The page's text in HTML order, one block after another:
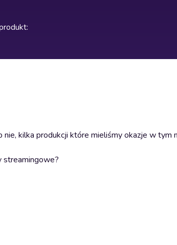
:
kilka produkcji które mieliśmy okazje w tym
streamingowe?